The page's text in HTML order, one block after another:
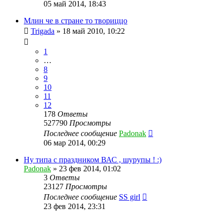
05 май 2014, 18:43
Млин че в стране то твориццо
Trigada » 18 май 2010, 10:22
1
…
8
9
10
11
12
178 Ответы
527790 Просмотры
Последнее сообщение Padonak
06 мар 2014, 00:29
Ну типа с праздником ВАС , шурупы ! :)
Padonak » 23 фев 2014, 01:02
3 Ответы
23127 Просмотры
Последнее сообщение SS girl
23 фев 2014, 23:31